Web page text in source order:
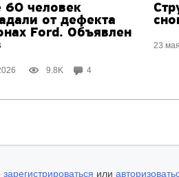
60 человек
от дефекта
Ford. Объявлен
9.8K 4
23
зарегистрироваться или